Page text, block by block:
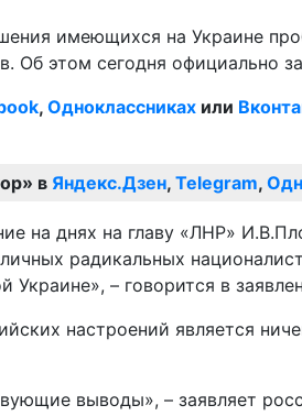
имеющихся на Украине
Об этом сегодня официально
, Одноклассниках или
в Яндекс.Дзен, Telegram,
на днях на главу «ЛНР»
радикальных
Украине», – говорится в
настроений является
выводы», – заявляет